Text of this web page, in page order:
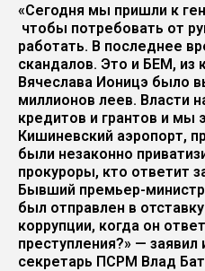
«Сегодня мы пришли к
чтобы потребовать от
работать. В последнее
скандалов. Это и БЕМ, из
Вячеслава Ионицэ было
миллионов леев. Власти
кредитов и грантов и мы
Кишиневский аэропорт,
были незаконно
прокуроры, кто ответит
Бывший премьер-
был отправлен в
коррупции, когда он
преступления?» — заявил
секретарь ПСРМ Влад